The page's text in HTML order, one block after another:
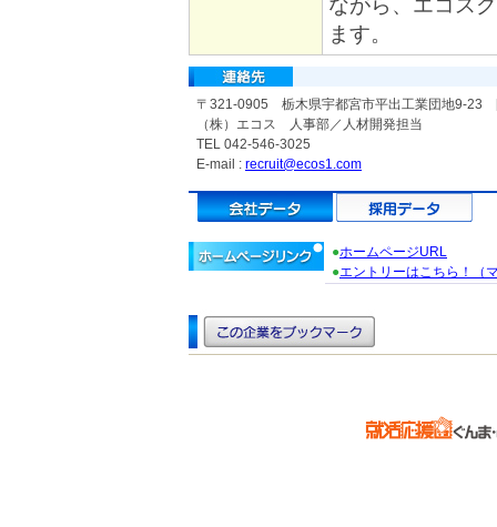
ながら、エコス
ます。
〒321-0905 栃木県宇都宮市平出工業団地9-23
（株）エコス 人事部／人材開発担当
TEL 042-546-3025
E-mail : recruit@ecos1.com
●ホームページURL
●エントリーはこちら！（